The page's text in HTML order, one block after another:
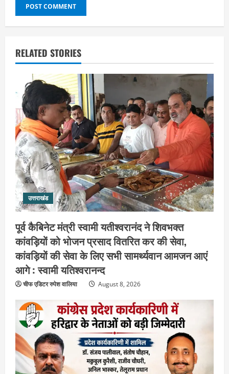
RELATED STORIES
उत्तराखंड
पूर्व कैबिनेट मंत्री स्वामी यतीश्वरानंद ने शिवभक्त
कांवड़ियों को भोजन प्रसाद वितरित कर की सेवा,
कांवड़ियों की सेवा के लिए सभी सामर्थ्यवान आमजन आएं
आगे : स्वामी यतिश्वरानन्द
चीफ एडिटर रुपेश वालिया August 8, 2026
2
उत्तराखंड
हरिद्वार के नेताओं को कांग्रेस प्रदेश
कार्यकारिणी में बड़ी जिम्मेदारी, संगठन को मिले
नए चेहरे